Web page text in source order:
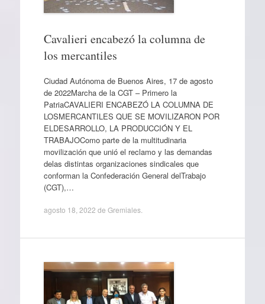
Cavalieri encabezó la columna de
los mercantiles
Ciudad Autónoma de Buenos Aires, 17 de agosto
de 2022Marcha de la CGT – Primero la
PatriaCAVALIERI ENCABEZÓ LA COLUMNA DE
LOSMERCANTILES QUE SE MOVILIZARON POR
ELDESARROLLO, LA PRODUCCIÓN Y EL
TRABAJOComo parte de la multitudinaria
movilización que unió el reclamo y las demandas
delas distintas organizaciones sindicales que
conforman la Confederación General delTrabajo
(CGT),…
agosto 18, 2022 de Gremiales.